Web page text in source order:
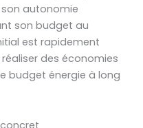
autonomie
son budget au
est rapidement
des économies
budget énergie à long